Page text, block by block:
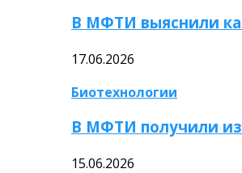
В МФТИ выяснили
17.06.2026
Биотехнологии
В МФТИ получили из
15.06.2026